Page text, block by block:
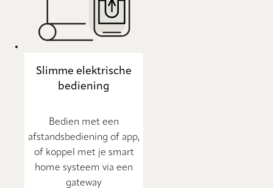
Slimme elektrische
bediening
Bedien met een
afstandsbediening of app,
of koppel met je smart
home systeem via een
gateway